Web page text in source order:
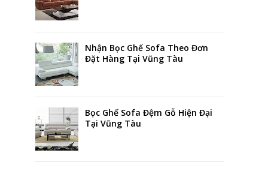
Nhận Bọc Ghế Sofa Theo Đơn
Đặt Hàng Tại Vũng Tàu
Bọc Ghế Sofa Đệm Gỗ Hiện Đại
Tại Vũng Tàu